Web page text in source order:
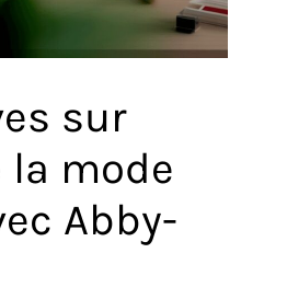
sur
la mode
Abby-